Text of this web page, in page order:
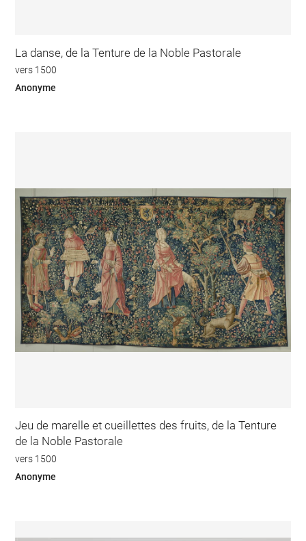
La danse, de la Tenture de la Noble Pastorale
vers 1500
Anonyme
Jeu de marelle et cueillettes des fruits, de la Tenture
de la Noble Pastorale
vers 1500
Anonyme